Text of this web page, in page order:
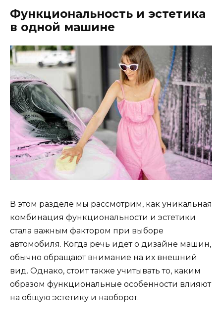
Функциональность и эстетика
в одной машине
В этом разделе мы рассмотрим, как уникальная
комбинация функциональности и эстетики
стала важным фактором при выборе
автомобиля. Когда речь идет о дизайне машин,
обычно обращают внимание на их внешний
вид. Однако, стоит также учитывать то, каким
образом функциональные особенности влияют
на общую эстетику и наоборот.